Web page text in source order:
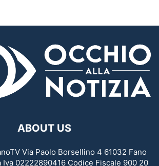
ABOUT US
Via Paolo Borsellino 4 61032 Fano
Iva 02222890416 Codice Fiscale 900 20